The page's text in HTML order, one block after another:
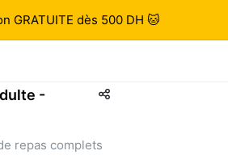
GRATUITE dès 500 DH 🐱
-
repas complets